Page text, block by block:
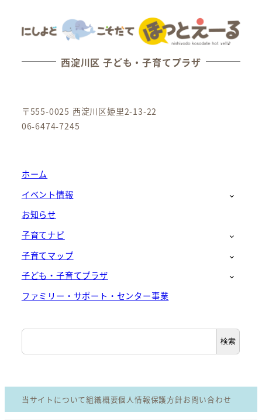
西淀川区 子ども・子育てプラザ
〒555-0025 西淀川区姫里2-13-22
06-6474-7245
ホーム
イベント情報
お知らせ
子育てナビ
子育てマップ
子ども・子育てプラザ
ファミリー・サポート・センター事業
検
索
検索
当サイトについて組織概要個人情報保護方針お問い合わせ